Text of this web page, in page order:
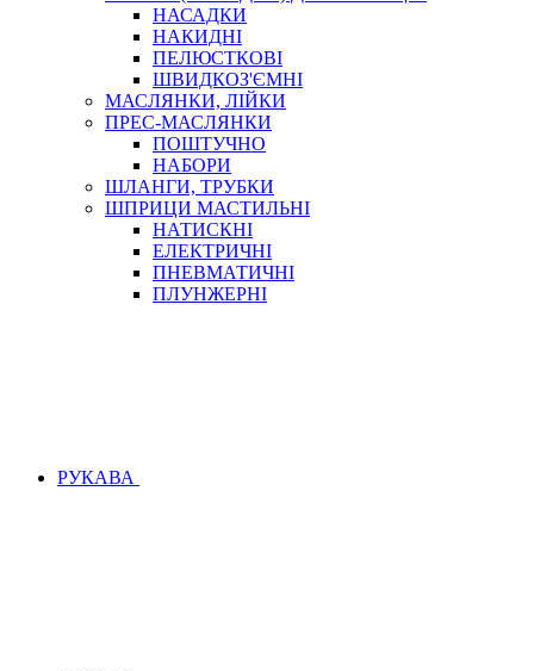
НАСАДКИ
НАКИДНІ
ПЕЛЮСТКОВІ
ШВИДКОЗ'ЄМНІ
МАСЛЯНКИ, ЛІЙКИ
ПРЕС-МАСЛЯНКИ
ПОШТУЧНО
НАБОРИ
ШЛАНГИ, ТРУБКИ
ШПРИЦИ МАСТИЛЬНІ
НАТИСКНІ
ЕЛЕКТРИЧНІ
ПНЕВМАТИЧНІ
ПЛУНЖЕРНІ
РУКАВА